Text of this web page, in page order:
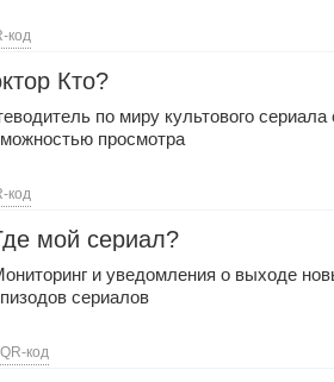
код
Кто?
по миру культового сериала
просмотра
код
мой сериал?
и уведомления о выходе
сериалов
QR-код